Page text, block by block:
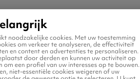
noodzakelijke cookies. Met uw toestemming
om verkeer te analyseren, de effectiviteit
en content en advertenties te personaliseren.
door derden en kunnen uw activiteit op
om een profiel van uw interesses op te bouwen.
niet-essentiële cookies weigeren of uw